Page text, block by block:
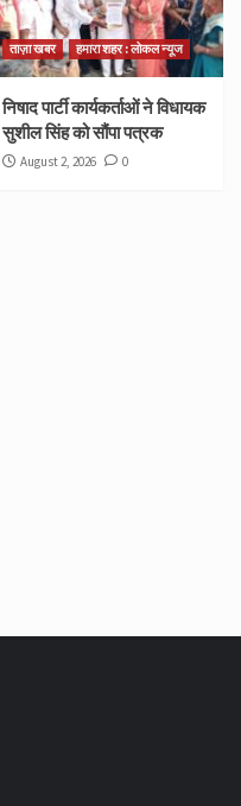
ताज़ा खबर हमारा शहर : लोकल न्यूज
निषाद पार्टी कार्यकर्ताओं ने विधायक
सुशील सिंह को सौंपा पत्रक
August 2, 2026 0